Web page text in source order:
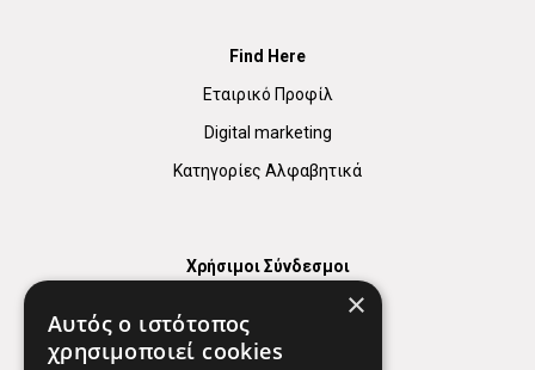
Find Here
Εταιρικό Προφίλ
Digital marketing
Κατηγορίες Αλφαβητικά
Χρήσιμοι Σύνδεσμοι
Χρήσιμα Τηλέφωνα
×
Αυτός ο ιστότοπος
χρησιμοποιεί cookies